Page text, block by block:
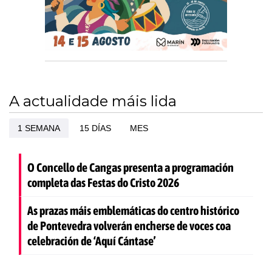
A actualidade máis lida
1 SEMANA 15 DÍAS MES
O Concello de Cangas presenta a programación
completa das Festas do Cristo 2026
As prazas máis emblemáticas do centro histórico
de Pontevedra volverán encherse de voces coa
celebración de ‘Aquí Cántase’